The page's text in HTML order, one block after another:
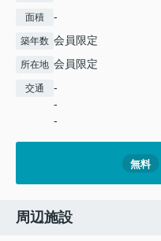
面積 -
築年数 会員限定
所在地 会員限定
交通
-
-
-
無料
周辺施設